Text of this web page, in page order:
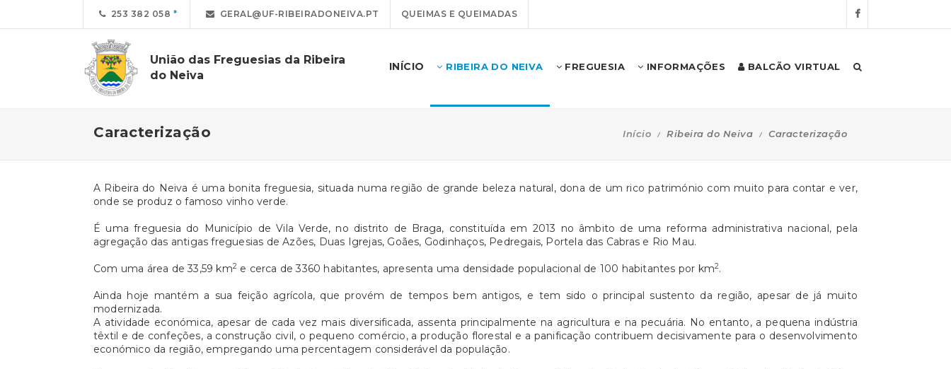
253 382 058 GERAL@UF-RIBEIRADONEIVA.PT QUEIMAS E QUEIMADAS
União das Freguesias da Ribeira
do Neiva
INÍCIO RIBEIRA DO NEIVA FREGUESIA INFORMAÇÕES BALCÃO VIRTUAL
Caracterização Início Ribeira do Neiva Caracterização
A Ribeira do Neiva é uma bonita freguesia, situada numa região de grande beleza natural, dona de um rico património com muito para contar e ver,
onde se produz o famoso vinho verde.
É uma freguesia do Município de Vila Verde, no distrito de Braga, constituída em 2013 no âmbito de uma reforma administrativa nacional, pela
agregação das antigas freguesias de Azões, Duas Igrejas, Goães, Godinhaços, Pedregais, Portela das Cabras e Rio Mau.
Com uma área de 33,59 km2 e cerca de 3360 habitantes, apresenta uma densidade populacional de 100 habitantes por km2.
Ainda hoje mantém a sua feição agrícola, que provém de tempos bem antigos, e tem sido o principal sustento da região, apesar de já muito
modernizada.
A atividade económica, apesar de cada vez mais diversificada, assenta principalmente na agricultura e na pecuária. No entanto, a pequena indústria
têxtil e de confeções, a construção civil, o pequeno comércio, a produção florestal e a panificação contribuem decisivamente para o desenvolvimento
económico da região, empregando uma percentagem considerável da população.